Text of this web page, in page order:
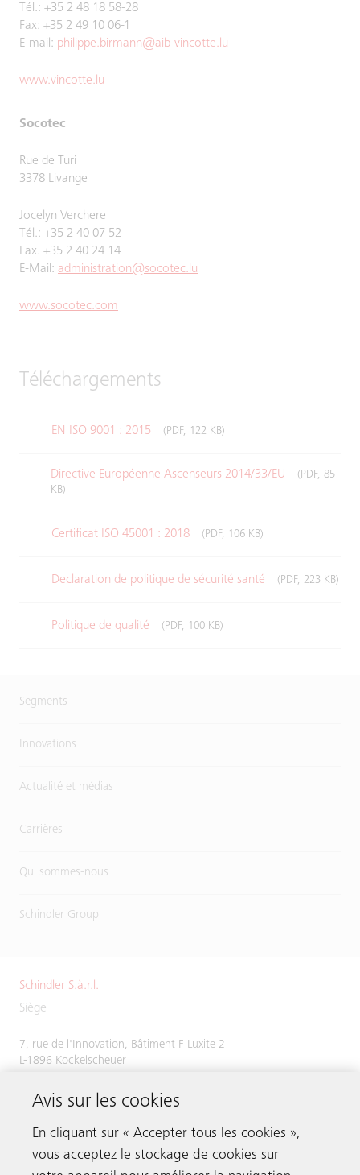
Tél.: +35 2 48 18 58-28
Fax: +35 2 49 10 06-1
E-mail: philippe.birmann@aib-vincotte.lu
www.vincotte.lu
Socotec
Rue de Turi
3378 Livange
Jocelyn Verchere
Tél.: +35 2 40 07 52
Fax. +35 2 40 24 14
E-Mail: administration@socotec.lu
www.socotec.com
Téléchargements
EN ISO 9001 : 2015 (PDF, 122 KB)
Directive Européenne Ascenseurs 2014/33/EU
(PDF, 85
KB)
Certificat ISO 45001 : 2018 (PDF, 106 KB)
Declaration de politique de sécurité santé (PDF, 223 KB)
Politique de qualité (PDF, 100 KB)
Segments
Innovations
Actualité et médias
Carrières
Qui sommes-nous
Schindler Group
Schindler S.à.r.l.
Siège
7, rue de l'Innovation, Bâtiment F Luxite 2
L-1896 Kockelscheuer
Tél.+352 48 58 58 1
Fax +352 49 51 54
Avis sur les cookies
En cliquant sur « Accepter tous les cookies »,
vous acceptez le stockage de cookies sur